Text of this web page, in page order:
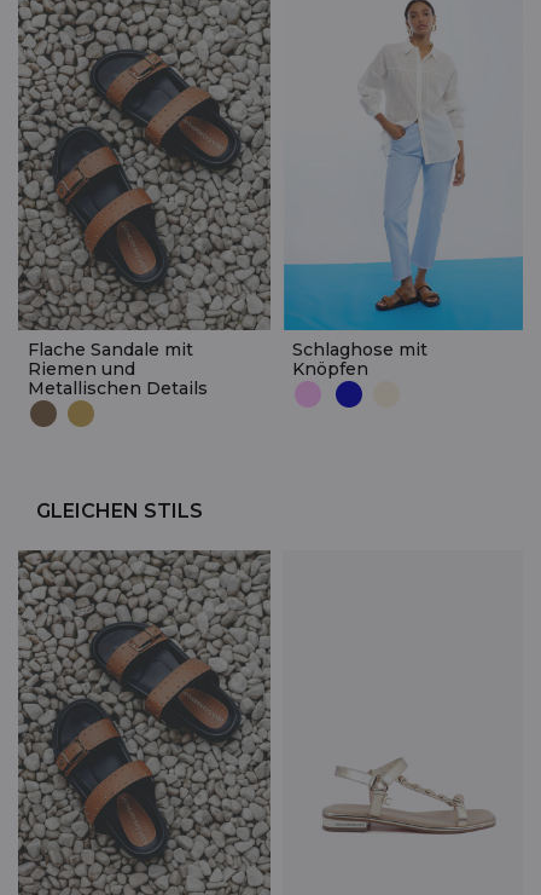
Flache Sandale mit
Riemen und
Metallischen Details
Schlaghose mit
Knöpfen
GLEICHEN STILS